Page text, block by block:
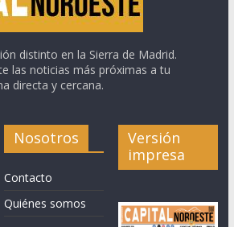
distinto en la Sierra de Madrid.
las noticias más próximas a tu
directa y cercana.
Nosotros
Contacto
Quiénes somos
Versión
impresa